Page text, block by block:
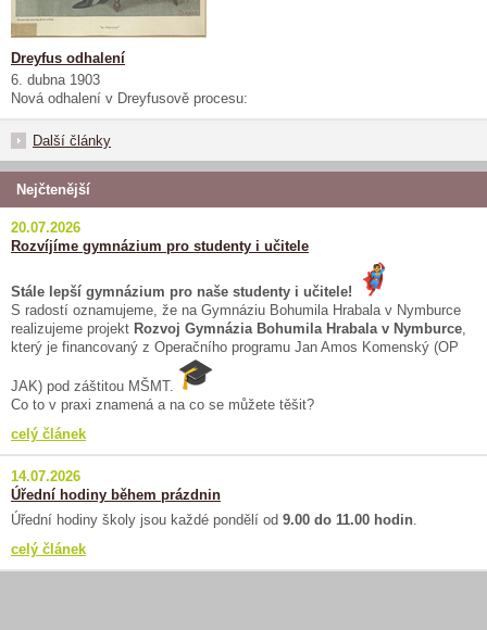
Dreyfus odhalení
6. dubna 1903
Nová odhalení v Dreyfusově procesu:
Další články
Nejčtenější
20.07.2026
Rozvíjíme gymnázium pro studenty i učitele
Stále lepší gymnázium pro naše studenty i učitele!
S radostí oznamujeme, že na Gymnáziu Bohumila Hrabala v Nymburce
realizujeme projekt Rozvoj Gymnázia Bohumila Hrabala v Nymburce,
který je financovaný z Operačního programu Jan Amos Komenský (OP
JAK) pod záštitou MŠMT.
Co to v praxi znamená a na co se můžete těšit?
celý článek
14.07.2026
Úřední hodiny během prázdnin
Úřední hodiny školy jsou každé pondělí od 9.00 do 11.00 hodin.
celý článek